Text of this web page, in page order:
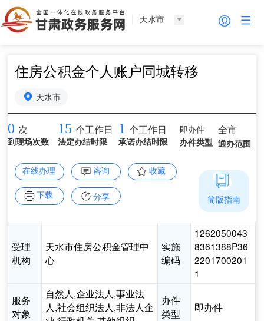
天水市
住房公积金个人账户同城转移
天水市
0 次
到现场次数
15 个工作日
法定办结时限
1 个工作日
承诺办结时限
即办件
办件类型
全市
通办范围
在线办理 咨询 收藏
下载 分享
受理
机构
天水市住房公积金管理中
心
实施
编码
1262050043
8361388P36
2201700201
1
服务
对象
自然人,企业法人,事业法
人,社会组织法人,非法人企
办件
类型
即办件
简版指南